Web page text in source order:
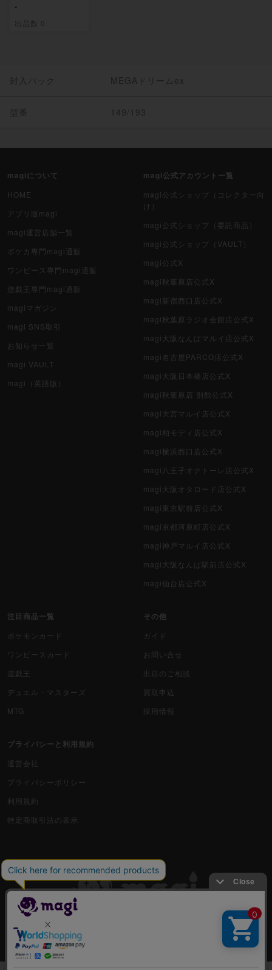
-
出品数 0
封入パック MEGAドリームex
型番 149/193
magiについて
HOME
アプリ版magi
magi運営店舗一覧
ポケカ専門magi通販
ワンピース専門magi通販
遊戯王専門magi通販
magiマガジン
magi SNS取引
お知らせ一覧
magi VAULT
magi（英語版）
magi公式アカウント一覧
magi公式ショップ（コレクター向
け）
magi公式ショップ（委託商品）
magi公式ショップ（VAULT）
magi公式X
magi秋葉原店公式X
magi新宿西口店公式X
magi秋葉原ラジオ会館店公式X
magi大阪なんばマルイ店公式X
magi名古屋PARCO店公式X
magi大阪日本橋店公式X
magi秋葉原店 別館公式X
magi大宮マルイ店公式X
magi柏モディ店公式X
magi横浜西口店公式X
magi八王子オクトーレ店公式X
magi大阪オタロード店公式X
magi東京駅前店公式X
magi京都河原町店公式X
magi神戸マルイ店公式X
magi大阪なんば駅前店公式X
magi仙台店公式X
注目商品一覧
ポケモンカード
ワンピースカード
遊戯王
デュエル・マスターズ
MTG
その他
ガイド
お問い合せ
出店のご相談
買取申込
採用情報
プライバシーと利用規約
運営会社
プライバシーポリシー
利用規約
特定商取引法の表示
古物商許可番号 株式会社ジラフ 東京都公安委員会 第303311606477号
COPYRIGHT © 2019 Jiraffe Inc.